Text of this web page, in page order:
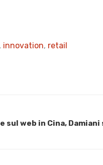
, innovation, retail
sul web in Cina,